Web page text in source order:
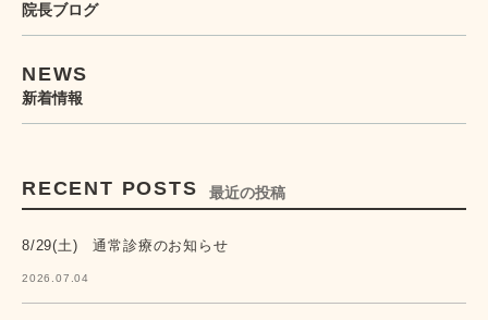
院長ブログ
NEWS
新着情報
RECENT POSTS 最近の投稿
8/29(土) 通常診療のお知らせ
2026.07.04